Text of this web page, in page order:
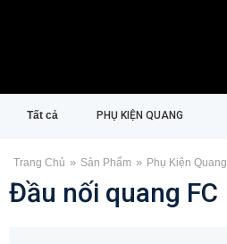
Tất cả PHỤ KIỆN QUANG
Trang Chủ » Sản Phẩm » Phụ Kiện Quang
Đầu nối quang FC